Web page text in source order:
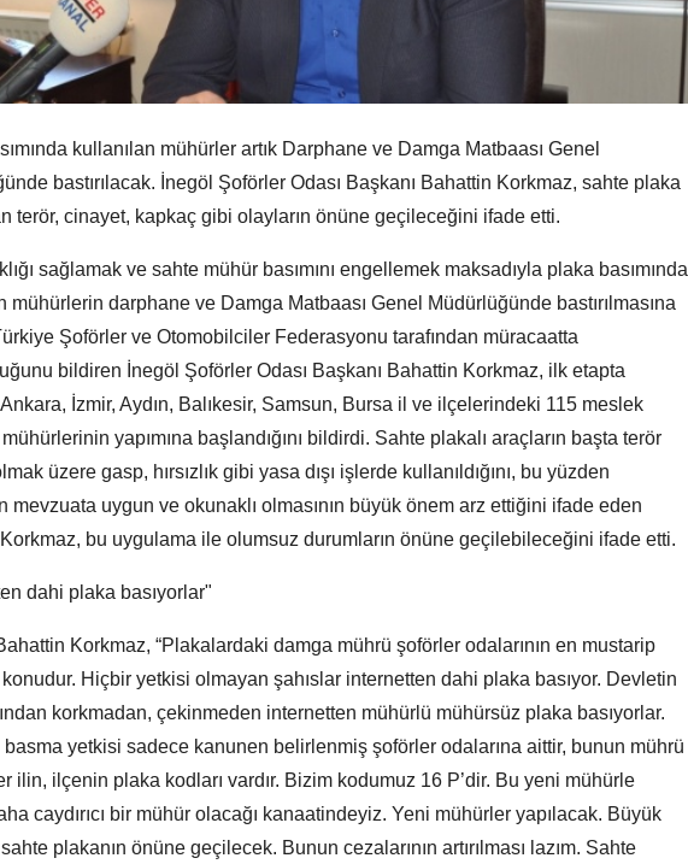
kullanılan mühürler artık Darphane ve Damga Matbaası Genel
bastırılacak. İnegöl Şoförler Odası Başkanı Bahattin Korkmaz, sahte plaka
terör, cinayet, kapkaç gibi olayların önüne geçileceğini ifade etti.
sağlamak ve sahte mühür basımını engellemek maksadıyla plaka basımında
mühürlerin darphane ve Damga Matbaası Genel Müdürlüğünde bastırılmasına
Şoförler ve Otomobilciler Federasyonu tarafından müracaatta
bildiren İnegöl Şoförler Odası Başkanı Bahattin Korkmaz, ilk etapta
İzmir, Aydın, Balıkesir, Samsun, Bursa il ve ilçelerindeki 115 meslek
mühürlerinin yapımına başlandığını bildirdi. Sahte plakalı araçların başta terör
üzere gasp, hırsızlık gibi yasa dışı işlerde kullanıldığını, bu yüzden
mevzuata uygun ve okunaklı olmasının büyük önem arz ettiğini ifade eden
bu uygulama ile olumsuz durumların önüne geçilebileceğini ifade etti.
dahi plaka basıyorlar"
Korkmaz, “Plakalardaki damga mührü şoförler odalarının en mustarip
konudur. Hiçbir yetkisi olmayan şahıslar internetten dahi plaka basıyor. Devletin
korkmadan, çekinmeden internetten mühürlü mühürsüz plaka basıyorlar.
basma yetkisi sadece kanunen belirlenmiş şoförler odalarına aittir, bunun mührü
ilin, ilçenin plaka kodları vardır. Bizim kodumuz 16 P’dir. Bu yeni mühürle
caydırıcı bir mühür olacağı kanaatindeyiz. Yeni mühürler yapılacak. Büyük
plakanın önüne geçilecek. Bunun cezalarının artırılması lazım. Sahte